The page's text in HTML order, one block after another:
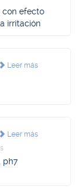
con efecto
irritación
Leer más
Leer más
ph7